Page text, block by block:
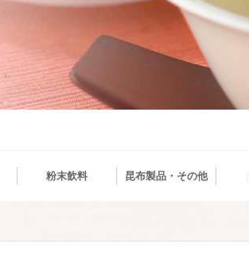
粉末飲料 昆布製品・その他